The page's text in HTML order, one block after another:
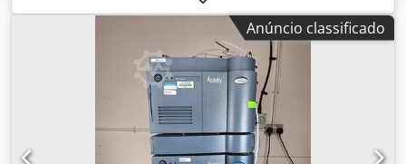
Anúncio classificado